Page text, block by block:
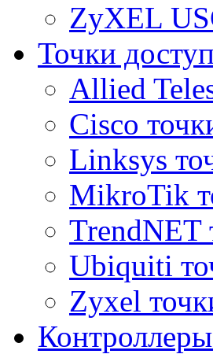
ZyXEL
Точки
Allied
Cisco
Linksys
MikroTik
TrendNET
Ubiquiti
Zyxel